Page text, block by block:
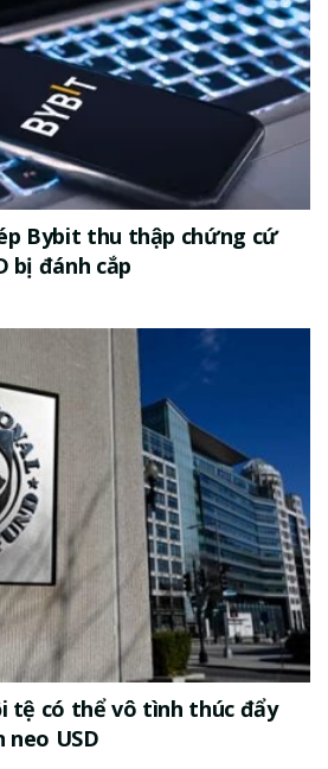
Bybit thu thập chứng cứ
bị đánh cắp
tệ có thể vô tình thúc đẩy
neo USD